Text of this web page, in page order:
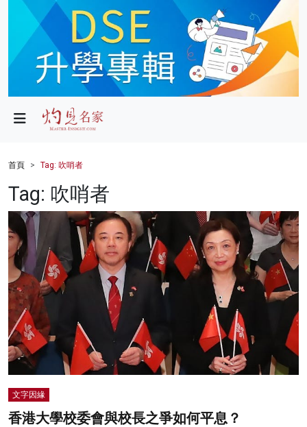
政局
財經
健康
商業
科技
影片
名家榜
灼見活動
首頁 Tag: 吹哨者
Tag: 吹哨者
文字因緣
香港大學校委會與校長之爭如何平息？